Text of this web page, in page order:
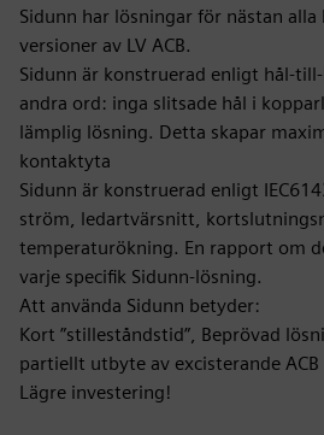
Sidunn har lösningar för nästan
versioner av LV ACB.
Sidunn är konstruerad enligt hål-
andra ord: inga slitsade hål i
lämplig lösning. Detta skapar
kontaktyta
Sidunn är konstruerad enligt
ström, ledartvärsnitt,
temperaturökning. En rapport om
varje specifik Sidunn-lösning.
Att använda Sidunn betyder:
Kort ”stilleståndstid”, Beprövad
partiellt utbyte av excisterande ACB
Lägre investering!